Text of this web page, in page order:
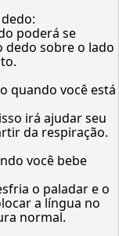
poderá se
dedo sobre o lado
quando você está
irá ajudar seu
da respiração.
você bebe
o paladar e o
a língua no
normal.